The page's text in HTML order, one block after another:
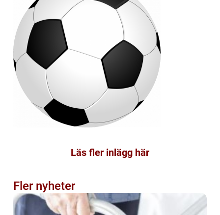
Läs fler inlägg här
Fler nyheter